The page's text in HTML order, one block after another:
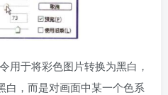
用于将彩色图片转换为黑白，
白，而是对画面中某一个色系